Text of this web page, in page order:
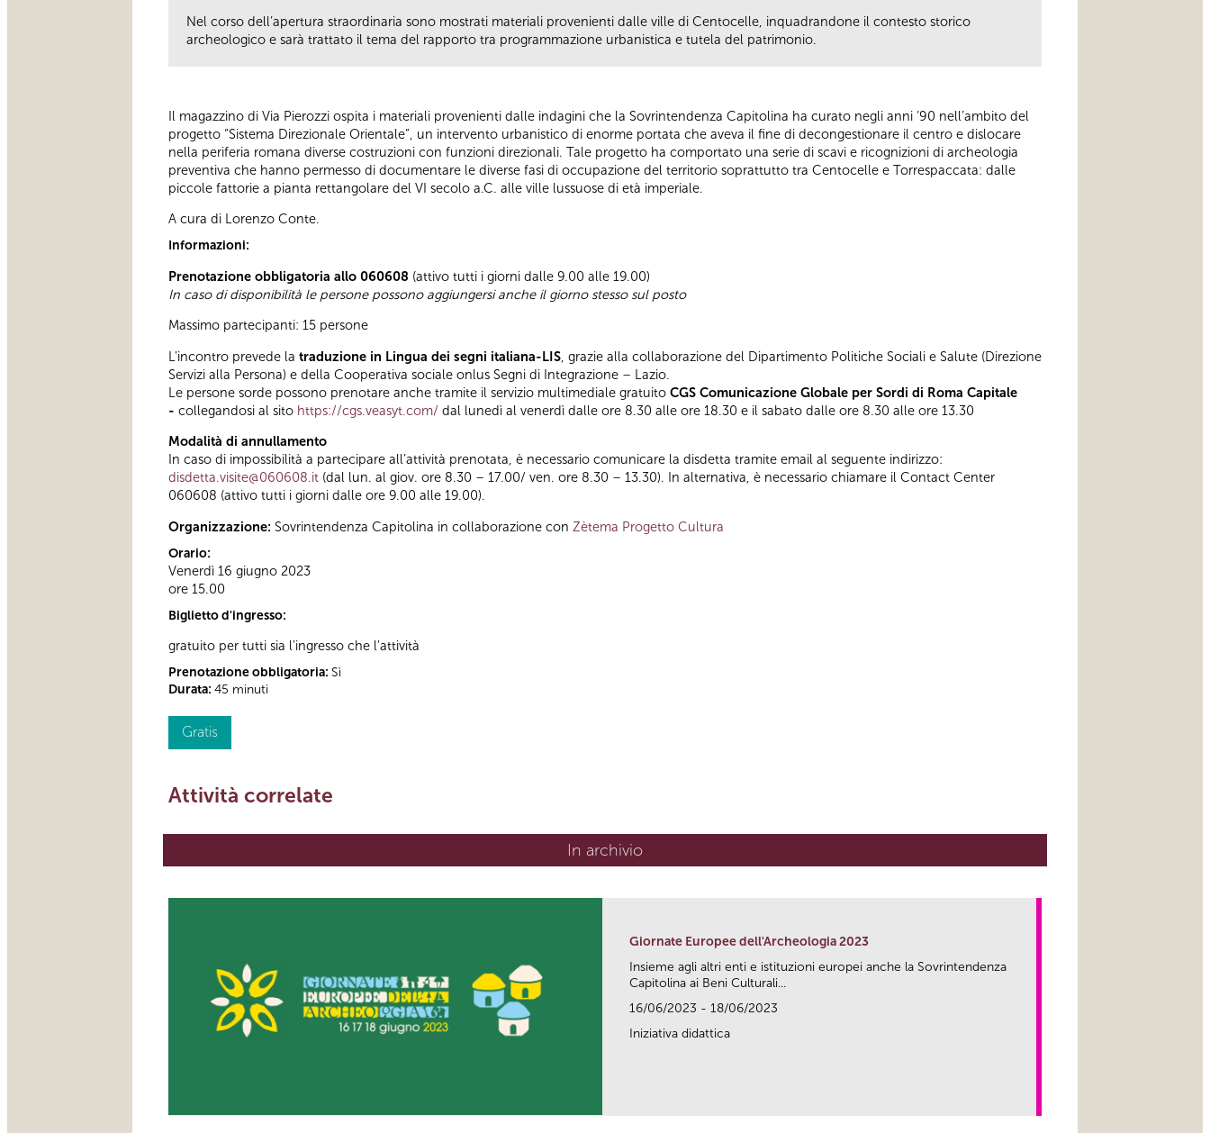
Nel corso dell’apertura straordinaria sono mostrati materiali provenienti dalle ville di Centocelle, inquadrandone il contesto storico
archeologico e sarà trattato il tema del rapporto tra programmazione urbanistica e tutela del patrimonio.
Il magazzino di Via Pierozzi ospita i materiali provenienti dalle indagini che la Sovrintendenza Capitolina ha curato negli anni ‘90 nell’ambito del
progetto “Sistema Direzionale Orientale”, un intervento urbanistico di enorme portata che aveva il fine di decongestionare il centro e dislocare
nella periferia romana diverse costruzioni con funzioni direzionali. Tale progetto ha comportato una serie di scavi e ricognizioni di archeologia
preventiva che hanno permesso di documentare le diverse fasi di occupazione del territorio soprattutto tra Centocelle e Torrespaccata: dalle
piccole fattorie a pianta rettangolare del VI secolo a.C. alle ville lussuose di età imperiale.
A cura di Lorenzo Conte.
Informazioni:
Prenotazione obbligatoria allo 060608 (attivo tutti i giorni dalle 9.00 alle 19.00)
In caso di disponibilità le persone possono aggiungersi anche il giorno stesso sul posto
Massimo partecipanti: 15 persone
L'incontro prevede la traduzione in Lingua dei segni italiana-LIS, grazie alla collaborazione del Dipartimento Politiche Sociali e Salute (Direzione
Servizi alla Persona) e della Cooperativa sociale onlus Segni di Integrazione – Lazio.
Le persone sorde possono prenotare anche tramite il servizio multimediale gratuito CGS Comunicazione Globale per Sordi di Roma Capitale
- collegandosi al sito https://cgs.veasyt.com/ dal lunedì al venerdì dalle ore 8.30 alle ore 18.30 e il sabato dalle ore 8.30 alle ore 13.30
Modalità di annullamento
In caso di impossibilità a partecipare all’attività prenotata, è necessario comunicare la disdetta tramite email al seguente indirizzo:
disdetta.visite@060608.it (dal lun. al giov. ore 8.30 – 17.00/ ven. ore 8.30 – 13.30). In alternativa, è necessario chiamare il Contact Center
060608 (attivo tutti i giorni dalle ore 9.00 alle 19.00).
Organizzazione: Sovrintendenza Capitolina in collaborazione con Zètema Progetto Cultura
Orario:
Venerdì 16 giugno 2023
ore 15.00
Biglietto d'ingresso:
gratuito per tutti sia l'ingresso che l'attività
Prenotazione obbligatoria: Sì
Durata: 45 minuti
Gratis
Attività correlate
In archivio
Giornate Europee dell'Archeologia 2023
Insieme agli altri enti e istituzioni europei anche la Sovrintendenza
Capitolina ai Beni Culturali...
16/06/2023 - 18/06/2023
Iniziativa didattica